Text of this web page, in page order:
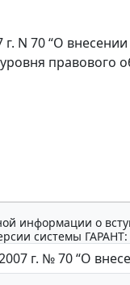
N 70 “О
правового
информации о
системы ГАРАНТ: